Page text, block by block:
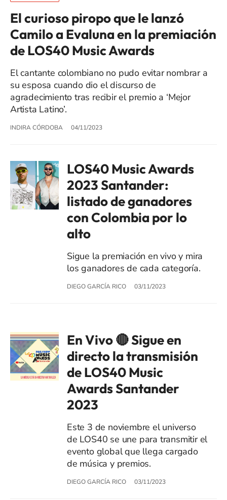
El curioso piropo que le lanzó
Camilo a Evaluna en la premiación
de LOS40 Music Awards
El cantante colombiano no pudo evitar nombrar a
su esposa cuando dio el discurso de
agradecimiento tras recibir el premio a ‘Mejor
Artista Latino’.
INDIRA CÓRDOBA 04/11/2023
LOS40 Music Awards
2023 Santander:
listado de ganadores
con Colombia por lo
alto
Sigue la premiación en vivo y mira
los ganadores de cada categoría.
DIEGO GARCÍA RICO 03/11/2023
En Vivo 🔴 Sigue en
directo la transmisión
de LOS40 Music
Awards Santander
2023
Este 3 de noviembre el universo
de LOS40 se une para transmitir el
evento global que llega cargado
de música y premios.
DIEGO GARCÍA RICO 03/11/2023